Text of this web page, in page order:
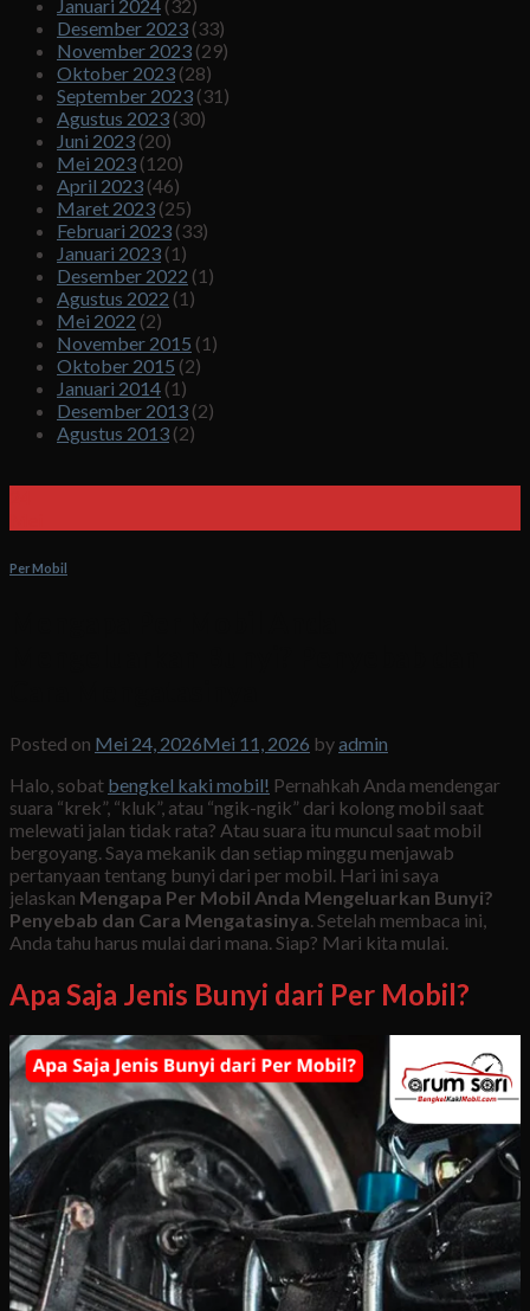
Januari 2024 (32)
Desember 2023 (33)
November 2023 (29)
Oktober 2023 (28)
September 2023 (31)
Agustus 2023 (30)
Juni 2023 (20)
Mei 2023 (120)
April 2023 (46)
Maret 2023 (25)
Februari 2023 (33)
Januari 2023 (1)
Desember 2022 (1)
Agustus 2022 (1)
Mei 2022 (2)
November 2015 (1)
Oktober 2015 (2)
Januari 2014 (1)
Desember 2013 (2)
Agustus 2013 (2)
Per Mobil
Posted on Mei 24, 2026Mei 11, 2026 byadmin
Halo, sobat bengkel kaki mobil! Pernahkah Anda mendengar
suara “krek”, “kluk”, atau “ngik-ngik” dari kolong mobil saat
melewati jalan tidak rata? Atau suara itu muncul saat mobil
bergoyang. Saya mekanik dan setiap minggu menjawab
pertanyaan tentang bunyi dari per mobil. Hari ini saya
jelaskan Mengapa Per Mobil Anda Mengeluarkan Bunyi?
Penyebab dan Cara Mengatasinya. Setelah membaca ini,
Anda tahu harus mulai dari mana. Siap? Mari kita mulai.
Apa Saja Jenis Bunyi dari Per Mobil?